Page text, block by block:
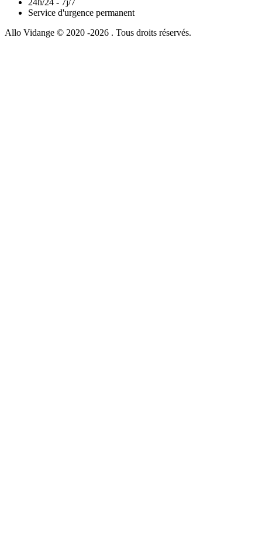
Service d'urgence permanent
Allo Vidange © 2020 -2026 . Tous droits réservés.